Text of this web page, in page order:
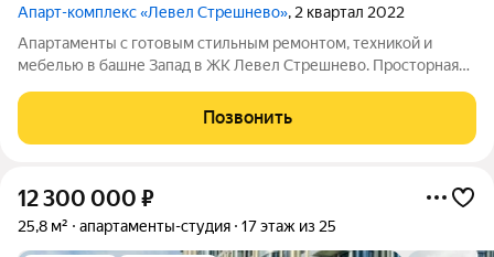
Апарт-комплекс «Левел Стрешнево», 2 квартал 2022
Апартаменты с готовым стильным ремонтом, техникой и
мебелью в башне Запад в ЖК Левел Стрешнево. Просторная
раздвижным обеденным столом и укомплектованной кухней:
посудомоечная машина,
Позвонить
12 300 000 ₽
25,8 м² апартаменты-студия 17 этаж из 25